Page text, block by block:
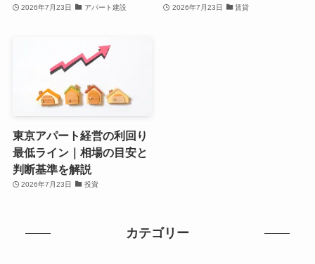
2026年7月23日 アパート建設 2026年7月23日 賃貸
東京アパート経営の利回り
最低ライン｜相場の目安と
判断基準を解説
2026年7月23日 投資
カテゴリー